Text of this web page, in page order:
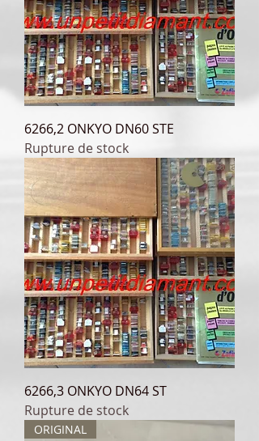
6266,2 ONKYO DN60 STE
Rupture de stock
6266,3 ONKYO DN64 ST
Rupture de stock
ORIGINAL